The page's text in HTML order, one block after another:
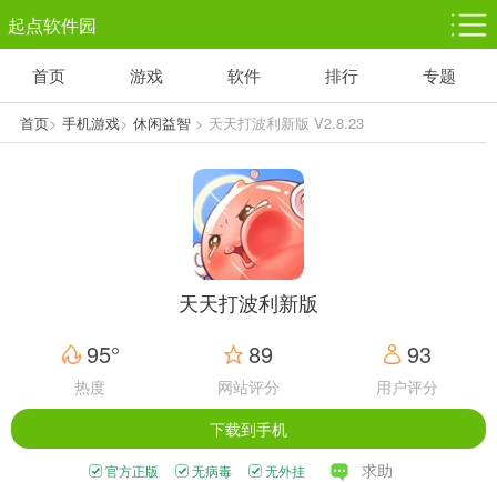
起点软件园
塔防游戏
1千+款游戏
休闲益智
1万+款游戏
体育竞技
5百+款游戏
赛车竞速
3百+款游戏
首页 游戏 软件 排行 专题
首页> 手机游戏> 休闲益智> 天天打波利新版 V2.8.23
天天打波利新版
95°
热度
89
网站评分
93
用户评分
下载到手机
官方正版 无病毒 无外挂 求助